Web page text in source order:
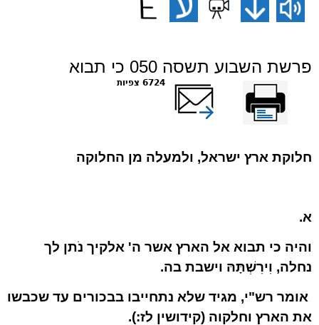
פרשת השבוע תשסה 050 כי תבוא
6724 צפיות שלח דף במייל
חלוקת ארץ ישראל, ולמעלה מן החלוקה
א.
והיה כי תבוא אל הארץ אשר ה' אלקיך נֹתן לך
נחלה, וִירִשְׁתָּהּ וישבת בה.
אומר רש"י, מגיד שלא נתחייבו בבכורים עד שכבשו
את הארץ וחלקוה (קידושין לז:).